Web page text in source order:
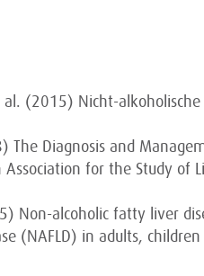
(2015) Nicht-
The Diagnosis and
for the Study of
Non-alcoholic fatty liver
(NAFLD) in adults,